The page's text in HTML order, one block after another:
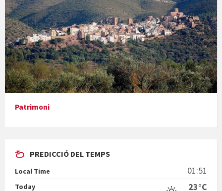
Presentació del llibre &quot;La mare&quot;, d'Emma Zafon
En Bum
Patrimoni
PREDICCIÓ DEL TEMPS
Local Time 01:51
Today 23°C